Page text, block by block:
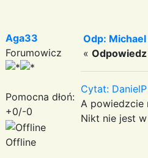
Aga33
Forumowicz
Pomocna dłoń:
+0/-0
Offline
Odp:
«
Cytat:
A powiedzcie
Nikt nie jest